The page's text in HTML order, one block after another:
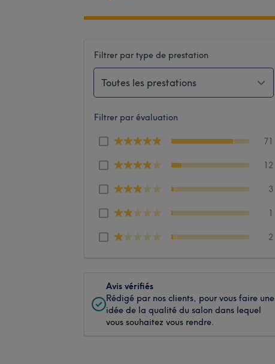
Filtrer par type de prestation
Toutes les prestations
Filtrer par évaluation
71
12
3
1
2
Avis vérifiés
Rédigé par nos clients, pour vous faire une
idée de la qualité du salon dans lequel
vous souhaitez vous rendre.